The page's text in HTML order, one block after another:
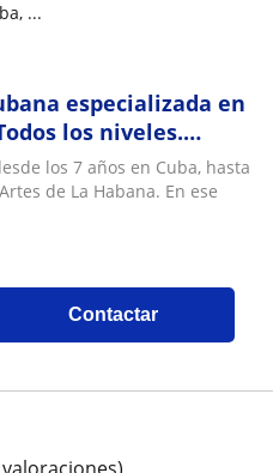
...
especializada en
los niveles.
y Teoría Musical a
los 7 años en Cuba, hasta
de La Habana. En ese
Contactar